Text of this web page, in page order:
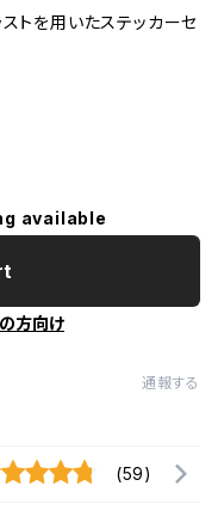
トを用いたステッカーセ
available
方向け
通報する
(59)